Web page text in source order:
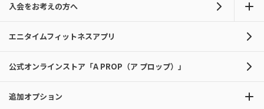
入会をお考えの方へ
エニタイムフィットネスアプリ
公式オンラインストア「A PROP（ア プロップ）」
追加オプション